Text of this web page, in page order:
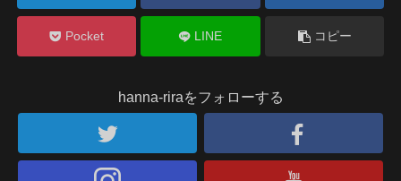
Pocket LINE コピー
hanna-riraをフォローする